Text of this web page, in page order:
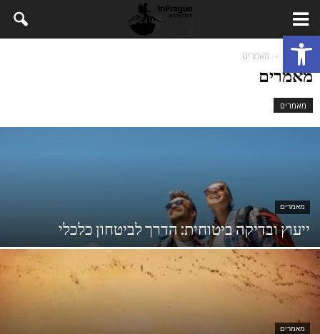
פתח סרגל נגישות
דף הבית מאמרים
מאמרים
מאמרים
מאמרים
ייעוץ ובדיקה ביטוחית: הדרך לביטחון כלכלי
מאמרים